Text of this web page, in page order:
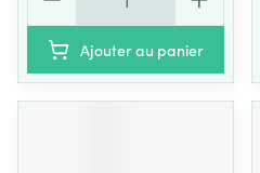
Ajouter au panier